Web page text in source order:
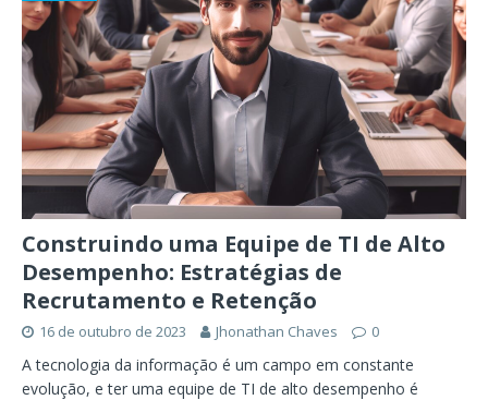
Construindo uma Equipe de TI de Alto
Desempenho: Estratégias de
Recrutamento e Retenção
16 de outubro de 2023 Jhonathan Chaves 0
A tecnologia da informação é um campo em constante
evolução, e ter uma equipe de TI de alto desempenho é